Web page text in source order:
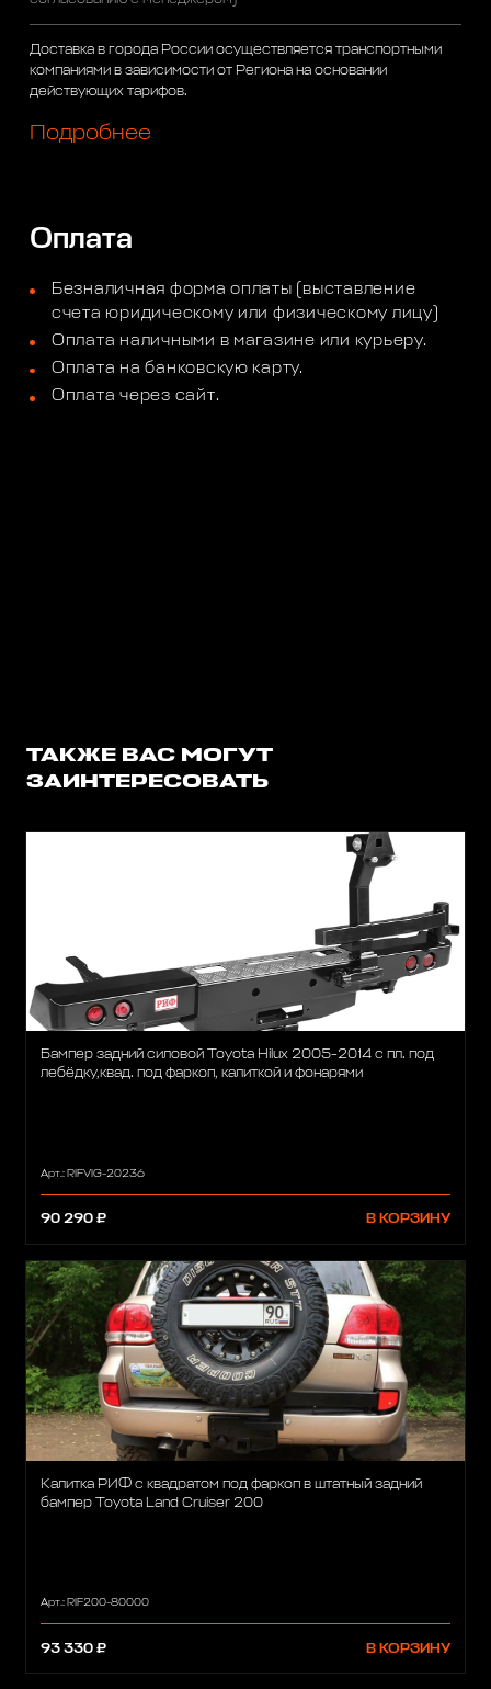
Доставка в города России осуществляется транспортными
компаниями в зависимости от Региона на основании
действующих тарифов.
Подробнее
Оплата
Безналичная форма оплаты (выставление
счета юридическому или физическому лицу)
Оплата наличными в магазине или курьеру.
Оплата на банковскую карту.
Оплата через сайт.
ТАКЖЕ ВАС МОГУТ
ЗАИНТЕРЕСОВАТЬ
Бампер задний силовой Toyota Hilux 2005-2014 с пл. под
лебёдку,квад. под фаркоп, калиткой и фонарями
Арт.: RIFVIG-20236
90 290 ₽ В КОРЗИНУ
Калитка РИФ с квадратом под фаркоп в штатный задний
бампер Toyota Land Cruiser 200
Арт.: RIF200-80000
93 330 ₽ В КОРЗИНУ